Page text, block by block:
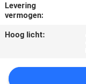
VRAAG
Levering
vermogen:
Hoog licht: